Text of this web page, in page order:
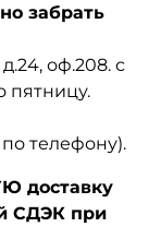
забрать
оф.208. с
пятницу.
телефону).
доставку
СДЭК при